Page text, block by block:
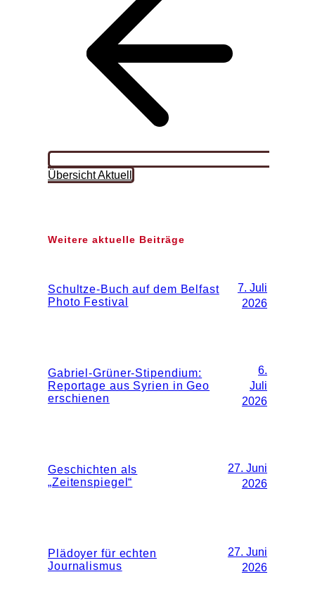
Übersicht Aktuell
Weitere aktuelle Beiträge
Schultze-Buch auf dem Belfast
Photo Festival
7. Juli
2026
Gabriel-Grüner-Stipendium:
Reportage aus Syrien in Geo
erschienen
6.
Juli
2026
Geschichten als
„Zeitenspiegel“
27. Juni
2026
Plädoyer für echten
Journalismus
27. Juni
2026